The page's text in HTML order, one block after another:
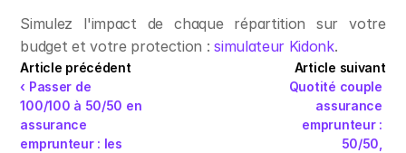
Simulez l'impact de chaque répartition sur votre
budget et votre protection : simulateur Kidonk.
Article précédent
‹ Passer de
100/100 à 50/50 en
assurance
emprunteur : les
Article suivant
Quotité couple
assurance
emprunteur :
50/50,